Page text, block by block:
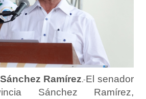
Ramírez.-El senador
Sánchez Ramírez,